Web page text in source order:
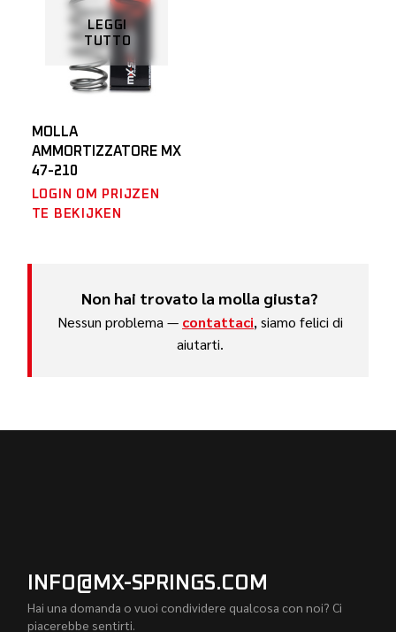
LEGGI
TUTTO
MOLLA
AMMORTIZZATORE MX
47-210
LOGIN OM PRIJZEN
TE BEKIJKEN
Non hai trovato la molla giusta?
Nessun problema — contattaci, siamo felici di
aiutarti.
INFO@MX-SPRINGS.COM
Hai una domanda o vuoi condividere qualcosa con noi? Ci
piacerebbe sentirti.